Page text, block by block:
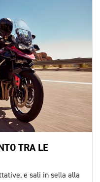
TRA LE
e sali in sella alla